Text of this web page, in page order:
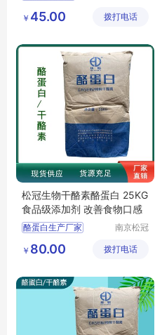
酪蛋白厂家
有限公司
￥ 45.00 拨打电话
松冠生物干酪素酪蛋白 25KG
食品级添加剂 改善食物口感
酪蛋白生产厂家
酪蛋白厂家价格
南京松冠
有限公司
￥ 80.00 拨打电话